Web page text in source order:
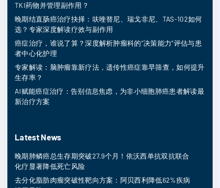
TKI药物并管理副作用？
晚期结直肠癌治疗抉择：呋喹替尼、瑞戈非尼、TAS-102如何
选？专家深度解读疗效与副作用
癌症治疗，谁说了算？深度解析肿瘤科的“决策能力”评估与患
者中心化护理
专家解读：脑肿瘤靠新疗法，遗传性癌症靠早筛查，如何提升
生存率？
AI赋能癌症治疗：告别信息焦虑，为非小细胞肺癌患者解读最
新治疗方案
Latest News
晚期肺鳞癌总生存期突破27.9个月！依沃西单抗双抗联合
化疗显著降低死亡风险
去分化脂肪肉瘤突破性靶向方案：阿贝西利降低62%疾病